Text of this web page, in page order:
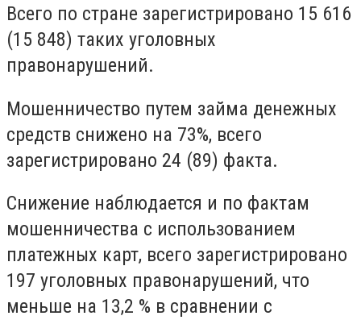
Всего по стране зарегистрировано 15 616
(15 848) таких уголовных
правонарушений.
Мошенничество путем займа денежных
средств снижено на 73%, всего
зарегистрировано 24 (89) факта.
Снижение наблюдается и по фактам
мошенничества с использованием
платежных карт, всего зарегистрировано
197 уголовных правонарушений, что
меньше на 13,2 % в сравнении с